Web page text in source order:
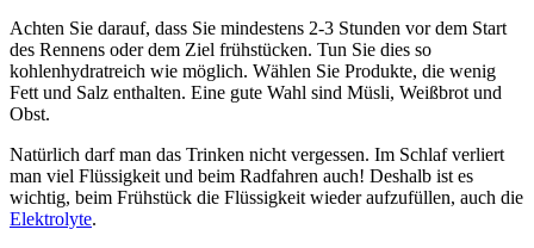
Achten Sie darauf, dass Sie mindestens 2-3 Stunden vor dem Start
des Rennens oder dem Ziel frühstücken. Tun Sie dies so
kohlenhydratreich wie möglich. Wählen Sie Produkte, die wenig
Fett und Salz enthalten. Eine gute Wahl sind Müsli, Weißbrot und
Obst.
Natürlich darf man das Trinken nicht vergessen. Im Schlaf verliert
man viel Flüssigkeit und beim Radfahren auch! Deshalb ist es
wichtig, beim Frühstück die Flüssigkeit wieder aufzufüllen, auch die
Elektrolyte.